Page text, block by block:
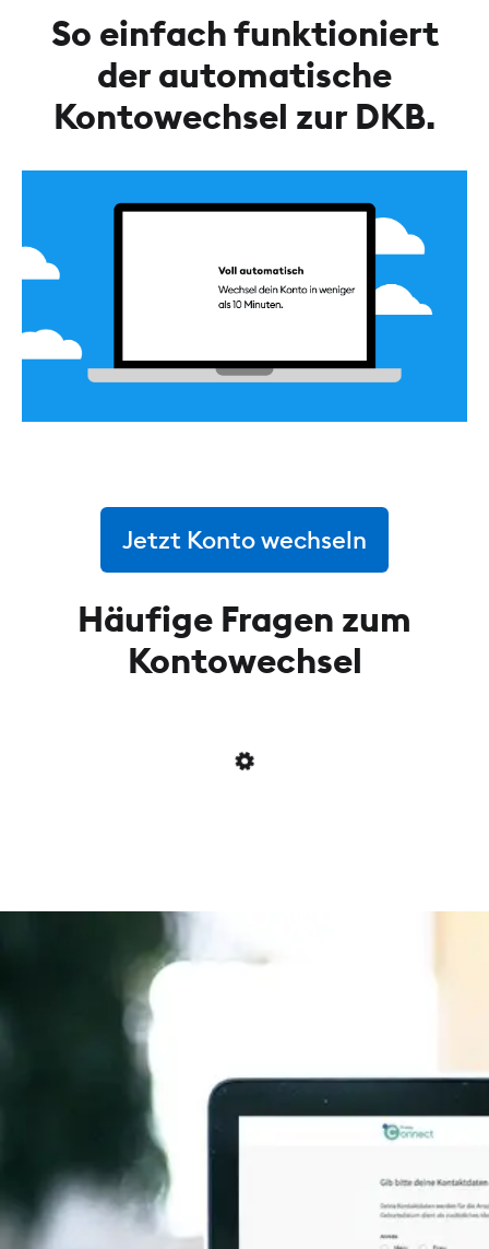
So einfach funktioniert
der automatische
Kontowechsel zur DKB.
Jetzt Konto wechseln
Häufige Fragen zum
Kontowechsel